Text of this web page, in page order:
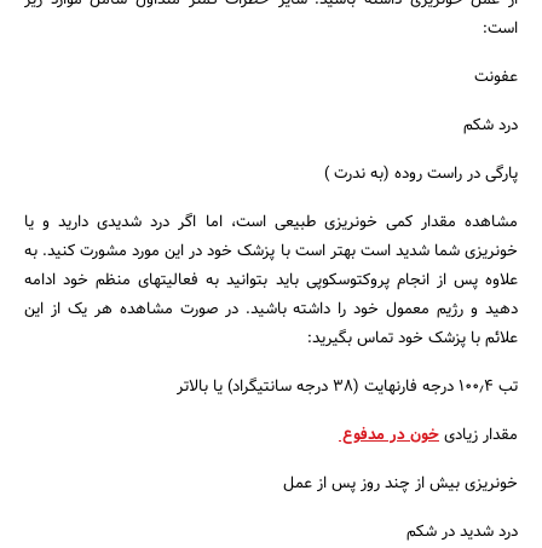
است:
عفونت
درد شکم
پارگی در راست روده (به ندرت )
مشاهده مقدار کمی خونریزی طبیعی است، اما اگر درد شدیدی دارید و یا
خونریزی شما شدید است بهتر است با پزشک خود در این مورد مشورت کنید. به
علاوه پس از انجام پروکتوسکوپی باید بتوانید به فعالیتهای منظم خود ادامه
دهید و رژیم معمول خود را داشته باشید. در صورت مشاهده هر یک از این
علائم با پزشک خود تماس بگیرید:
تب ۱۰۰٫۴ درجه فارنهایت (۳۸ درجه سانتیگراد) یا بالاتر
مقدار زیادیخون در مدفوع
خونریزی بیش از چند روز پس از عمل
درد شدید در شکم